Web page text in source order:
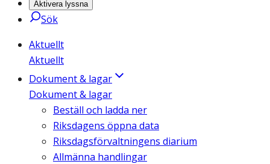
Aktivera lyssna
Sök
Aktuellt
Aktuellt
Dokument & lagar
Dokument & lagar
Beställ och ladda ner
Riksdagens öppna data
Riksdagsförvaltningens diarium
Allmänna handlingar